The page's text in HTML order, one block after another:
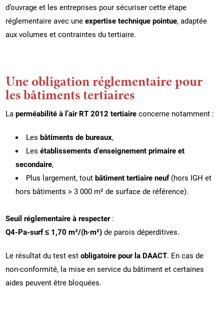
d’ouvrage et les entreprises pour sécuriser cette étape
réglementaire avec uneexpertise technique pointue, adaptée
aux volumes et contraintes du tertiaire.
Une obligation réglementaire pour
les bâtiments tertiaires
Laperméabilité à l’air RT 2012 tertiaire concerne notamment :
Lesbâtiments de bureaux,
Lesétablissements d’enseignement primaire et
secondaire,
Plus largement, toutbâtiment tertiaire neuf(hors IGH et
hors bâtiments > 3 000 m² de surface de référence).
Seuil réglementaire à respecter:
Q4-Pa-surf ≤ 1,70 m³/(h·m²) de parois déperditives.
Le résultat du test estobligatoire pour la DAACT. En cas de
non-conformité, la mise en service du bâtiment et certaines
aides peuvent être bloquées.